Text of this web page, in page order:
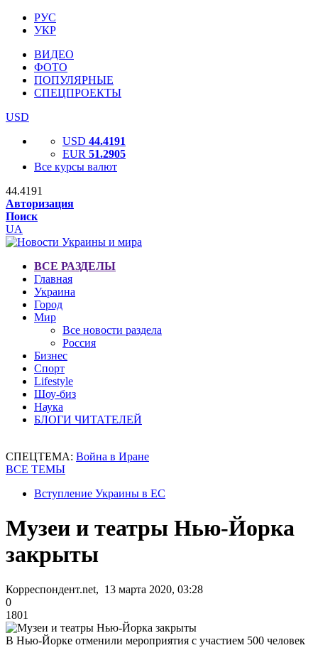
РУС
УКР
ВИДЕО
ФОТО
ПОПУЛЯРНЫЕ
СПЕЦПРОЕКТЫ
USD
USD 44.4191
EUR 51.2905
Все курсы валют
44.4191
Авторизация
Поиск
UA
ВСЕ РАЗДЕЛЫ
Главная
Украина
Город
Мир
Все новости раздела
Россия
Бизнес
Спорт
Lifestyle
Шоу-биз
Наука
БЛОГИ ЧИТАТЕЛЕЙ
СПЕЦТЕМА: Война в Иране
ВСЕ ТЕМЫ
Вступление Украины в ЕС
Музеи и театры Нью-Йорка
закрыты
Корреспондент.net, 13 марта 2020, 03:28
0
1801
В Нью-Йорке отменили мероприятия с участием 500 человек